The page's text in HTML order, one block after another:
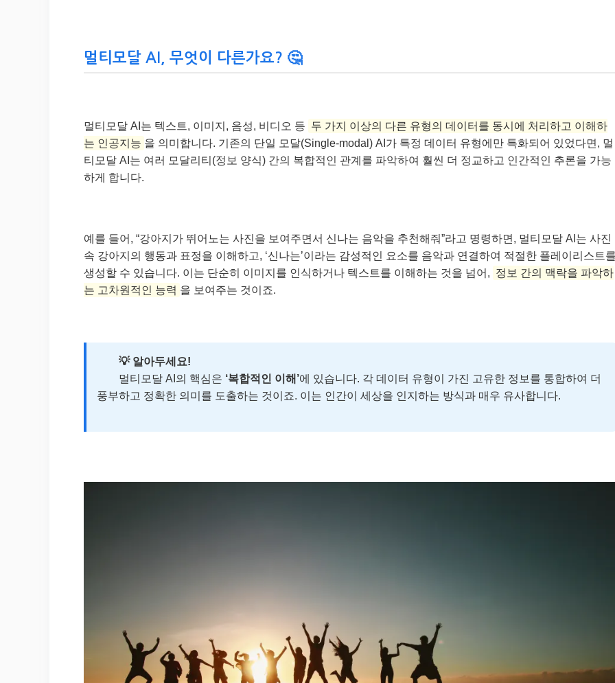
멀티모달 AI, 무엇이 다른가요? 🤔
멀티모달 AI는 텍스트, 이미지, 음성, 비디오 등 두 가지 이상의 다른 유형의 데이터를 동시에 처리하고 이해하
는 인공지능 을 의미합니다. 기존의 단일 모달(Single-modal) AI가 특정 데이터 유형에만 특화되어 있었다면, 멀
티모달 AI는 여러 모달리티(정보 양식) 간의 복합적인 관계를 파악하여 훨씬 더 정교하고 인간적인 추론을 가능
하게 합니다.
예를 들어, “강아지가 뛰어노는 사진을 보여주면서 신나는 음악을 추천해줘”라고 명령하면, 멀티모달 AI는 사진
속 강아지의 행동과 표정을 이해하고, ‘신나는’이라는 감성적인 요소를 음악과 연결하여 적절한 플레이리스트
생성할 수 있습니다. 이는 단순히 이미지를 인식하거나 텍스트를 이해하는 것을 넘어, 정보 간의 맥락을 파악하
는 고차원적인 능력 을 보여주는 것이죠.
💡 알아두세요!
멀티모달 AI의 핵심은 ‘복합적인 이해’에 있습니다. 각 데이터 유형이 가진 고유한 정보를 통합하여 더
풍부하고 정확한 의미를 도출하는 것이죠. 이는 인간이 세상을 인지하는 방식과 매우 유사합니다.